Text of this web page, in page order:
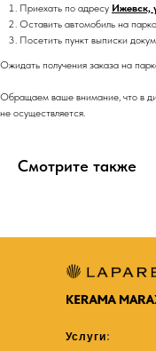
Приехать по адресу Ижевск,
Оставить автомобиль на
Посетить пункт выписки
Ожидать получения заказа на
Обращаем ваше внимание, что в
не осуществляется.
Смотрите также
Услуги: